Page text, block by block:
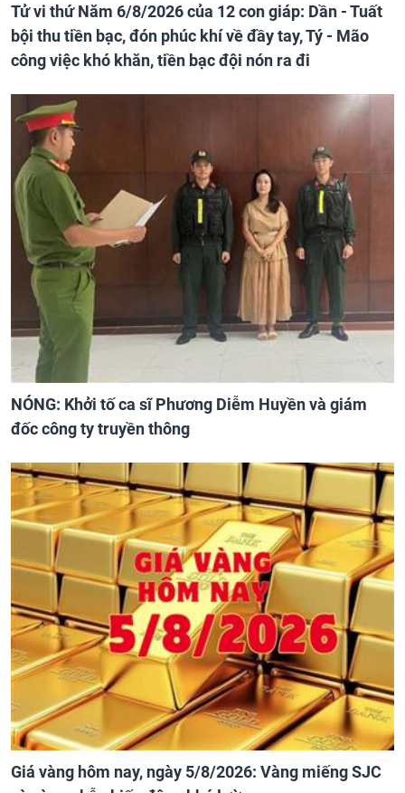
Tử vi thứ Năm 6/8/2026 của 12 con giáp: Dần - Tuất
bội thu tiền bạc, đón phúc khí về đầy tay, Tý - Mão
công việc khó khăn, tiền bạc đội nón ra đi
NÓNG: Khởi tố ca sĩ Phương Diễm Huyền và giám
đốc công ty truyền thông
Giá vàng hôm nay, ngày 5/8/2026: Vàng miếng SJC